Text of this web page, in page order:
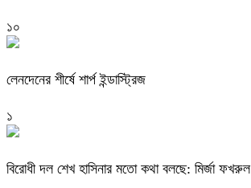
১০
লেনদেনের শীর্ষে শার্প ইন্ডাস্ট্রিজ
১
বিরোধী দল শেখ হাসিনার মতো কথা বলছে: মির্জা ফখরুল